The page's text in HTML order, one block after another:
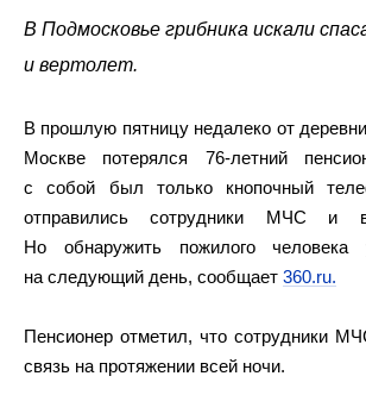
В Подмосковье грибника искали
и вертолет.
В прошлую пятницу недалеко от
Москве потерялся 76-летний
с собой был только кнопочный
отправились сотрудники МЧС и
Но обнаружить пожилого человека
на следующий день, сообщает 360.ru.
Пенсионер отметил, что сотрудники
связь на протяжении всей ночи.